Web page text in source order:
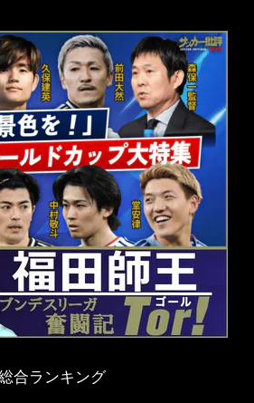
合ランキング